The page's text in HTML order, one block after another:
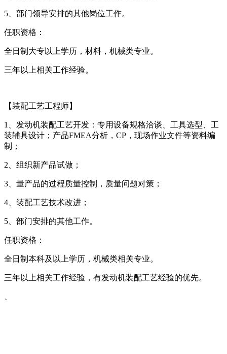
5、部门领导安排的其他岗位工作。
任职资格：
全日制大专以上学历，材料，机械类专业。
三年以上相关工作经验。
【装配工艺工程师】
1、发动机装配工艺开发：专用设备规格洽谈、工具选型、工
装辅具设计；产品FMEA分析，CP，现场作业文件等资料编
制；
2、组织新产品试做；
3、量产品的过程质量控制，质量问题对策；
4、装配工艺技术改进；
5、部门安排的其他工作。
任职资格：
全日制本科及以上学历，机械类相关专业。
三年以上相关工作经验，有发动机装配工艺经验的优先。
、